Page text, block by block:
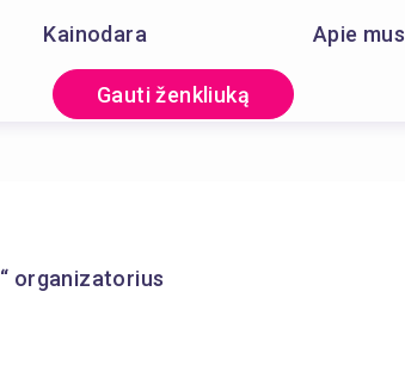
Kainodara Apie mus
Gauti ženkliuką
organizatorius